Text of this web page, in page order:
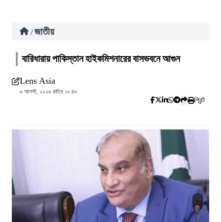
/ জাতীয়
বারিধারায় পাকিস্তান হাইকমিশনারের বাসভবনে আগুন
Lens Asia
৬ আগস্ট, ২০২৬ রাত্রি ১০:৪৮
প্রিন্ট